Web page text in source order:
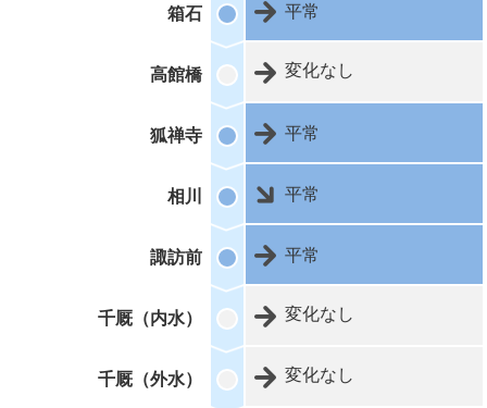
箱石 平常
高館橋 変化なし
狐禅寺 平常
相川 平常
諏訪前 平常
千厩（内水） 変化なし
千厩（外水） 変化なし